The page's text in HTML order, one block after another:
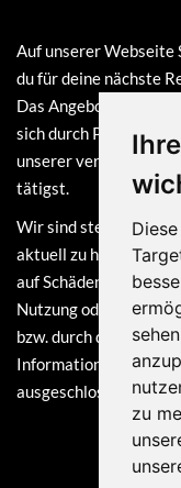
zu
Auf unserer Webseite
du für deine nächste
Das Angebot auf
sich durch
unserer verlinkten
tätigst.
Wir sind stets
aktuell zu halten.
auf Schäden
Nutzung oder
bzw. durch die
Informationen
ausgeschlossen.